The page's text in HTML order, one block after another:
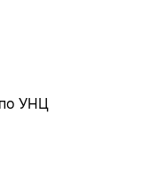
УНЦ